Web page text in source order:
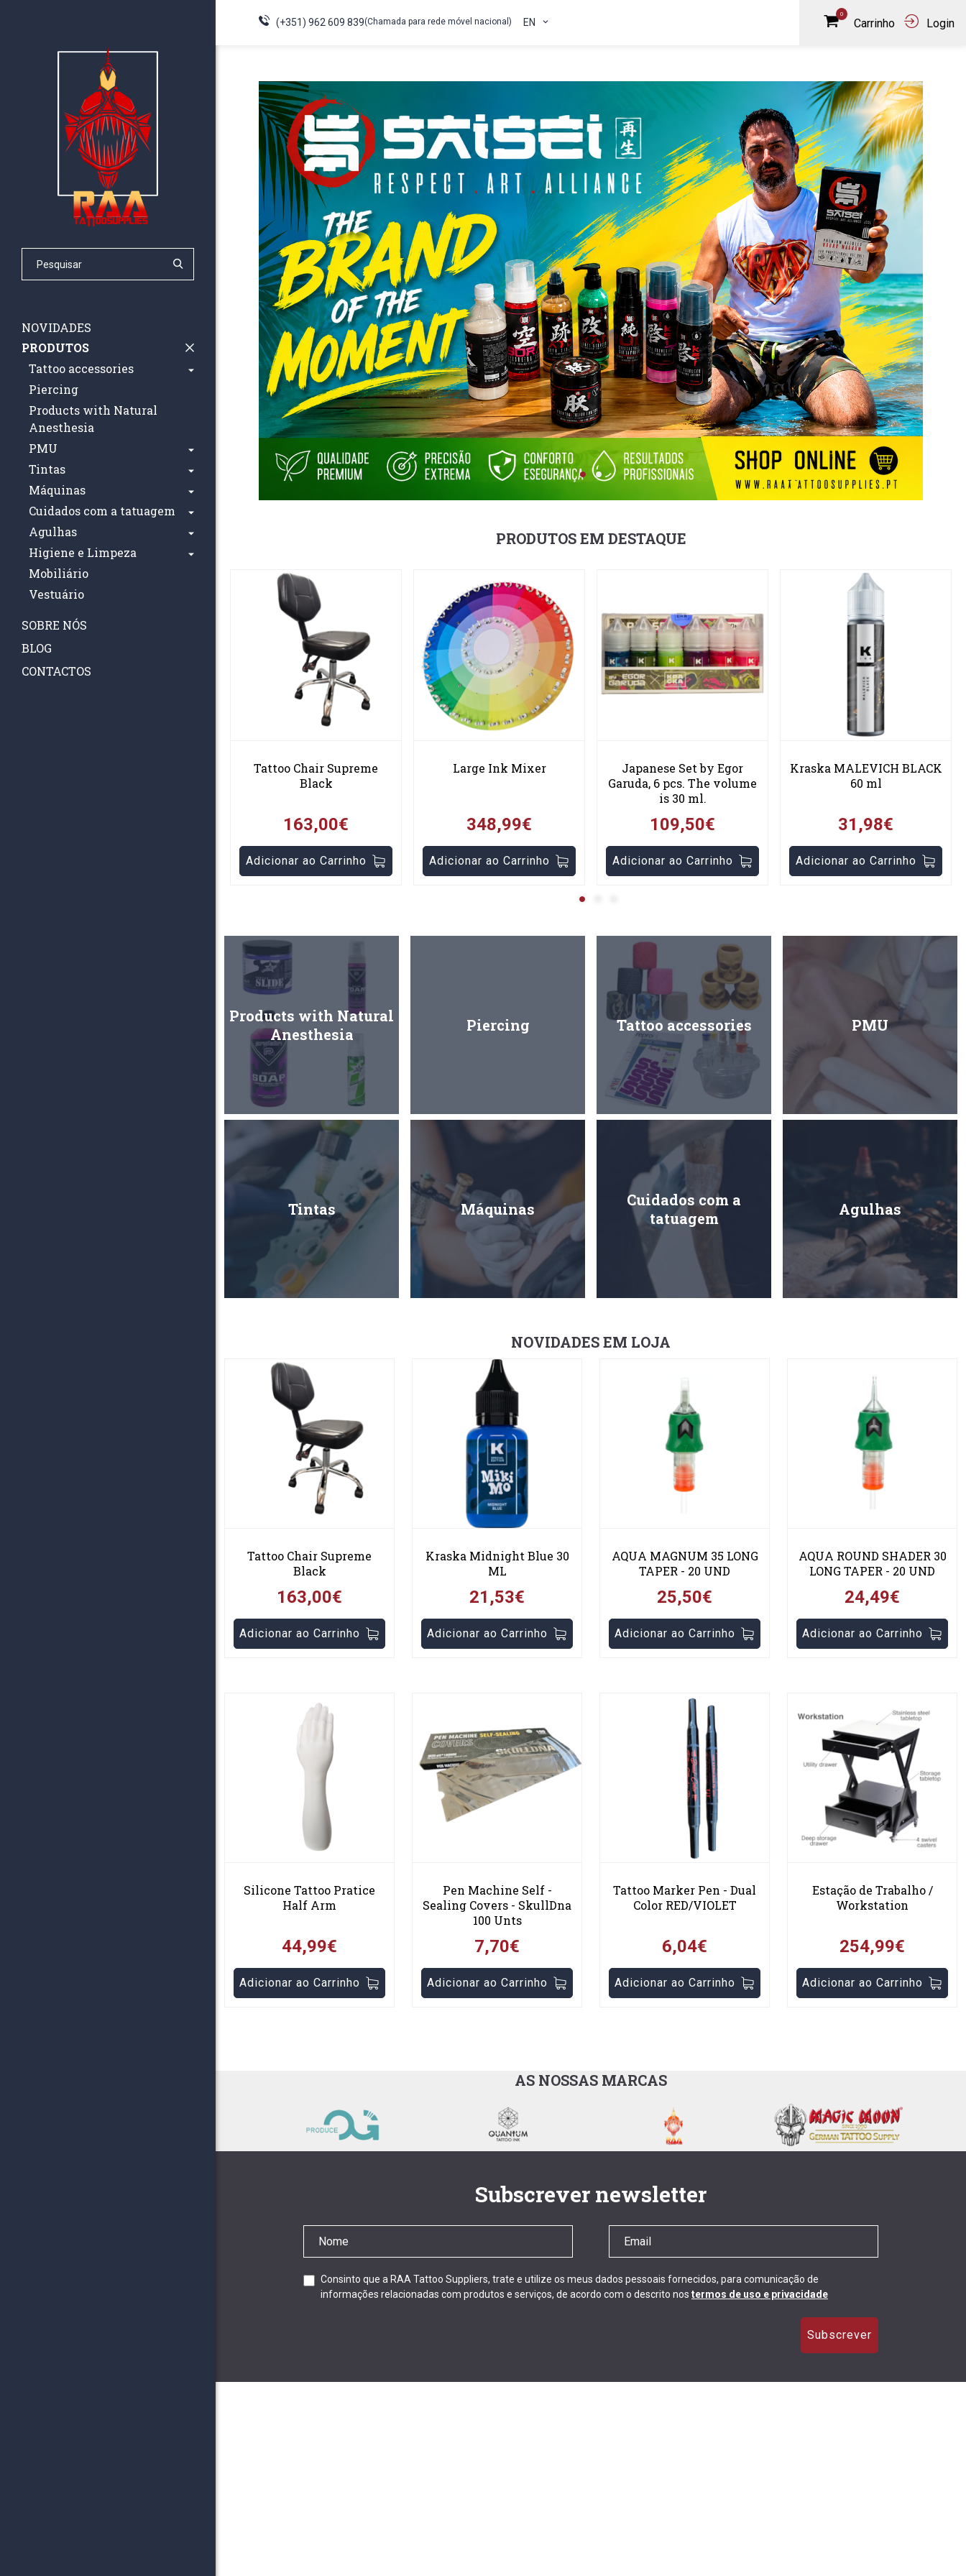
NOVIDADES
PRODUTOS
Tattoo accessories
Piercing
Products with Natural
Anesthesia
PMU
Tintas
Máquinas
Cuidados com a tatuagem
Agulhas
Higiene e Limpeza
Mobiliário
Vestuário
SOBRE NÓS
BLOG
CONTACTOS
(+351) 962 609 839(Chamada para rede móvel nacional) EN
0
Carrinho Login
PRODUTOS EM DESTAQUE
Tattoo Chair Supreme
Black
163,00€
Adicionar ao Carrinho
Large Ink Mixer
348,99€
Adicionar ao Carrinho
Japanese Set by Egor
Garuda, 6 pcs. The volume
is 30 ml.
109,50€
Adicionar ao Carrinho
Kraska MALEVICH BLACK
60 ml
31,98€
Adicionar ao Carrinho
Products with Natural
Anesthesia
Piercing Tattoo accessories PMU
Tintas Máquinas
Cuidados com a
tatuagem
Agulhas
NOVIDADES EM LOJA
Tattoo Chair Supreme
Black
163,00€
Adicionar ao Carrinho
Kraska Midnight Blue 30
ML
21,53€
Adicionar ao Carrinho
AQUA MAGNUM 35 LONG
TAPER - 20 UND
25,50€
Adicionar ao Carrinho
AQUA ROUND SHADER 30
LONG TAPER - 20 UND
24,49€
Adicionar ao Carrinho
Silicone Tattoo Pratice
Half Arm
44,99€
Adicionar ao Carrinho
Pen Machine Self -
Sealing Covers - SkullDna
100 Unts
7,70€
Adicionar ao Carrinho
Tattoo Marker Pen - Dual
Color RED/VIOLET
6,04€
Adicionar ao Carrinho
Estação de Trabalho /
Workstation
254,99€
Adicionar ao Carrinho
AS NOSSAS MARCAS
Subscrever newsletter
Consinto que a RAA Tattoo Suppliers, trate e utilize os meus dados pessoais fornecidos, para comunicação de
informações relacionadas com produtos e serviços, de acordo com o descrito nos termos de uso e privacidade
Subscrever